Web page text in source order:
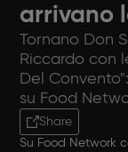
arrivano
Tornano Don
Riccardo con
Del
su Food
Share
Su Food Network